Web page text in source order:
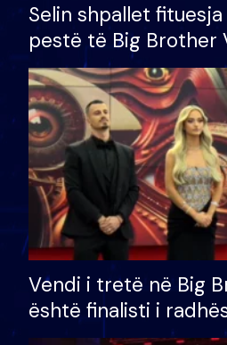
Selin shpallet
pestë të Big Brother
çmimin e madh prej
Vendi i tretë në Big
është finalisti i